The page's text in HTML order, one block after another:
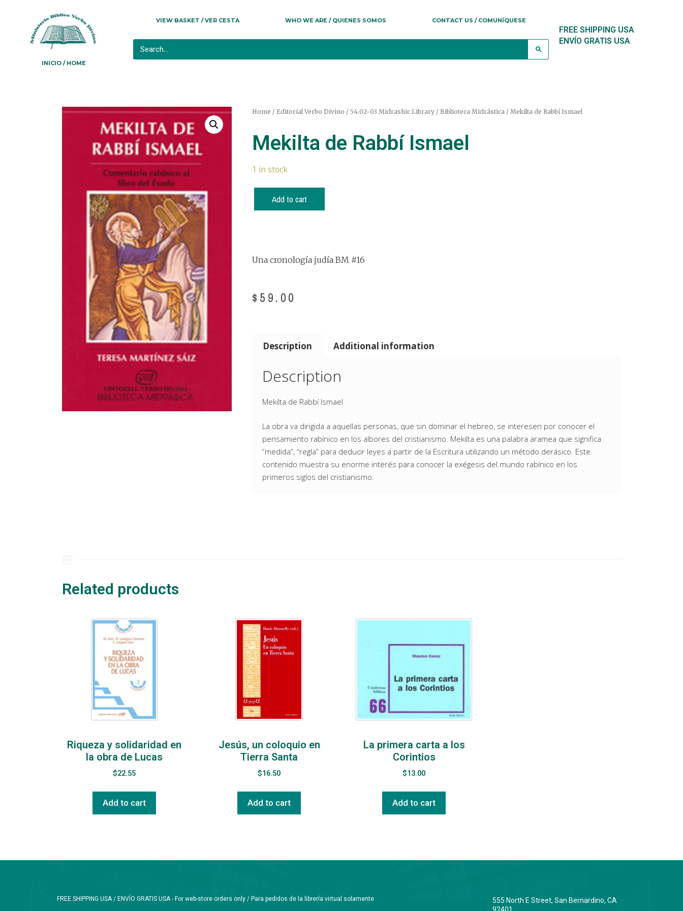
INICIO / HOME
VIEW BASKET / VER CESTA WHO WE ARE / QUIENES SOMOS CONTACT US / COMUNÍQUESE
FREE SHIPPING USA
ENVÍO GRATIS USA
Home / Editorial Verbo Divino / 54.02-03 Midrashic Library / Biblioteca Midrástica/ Mekilta de Rabbí Ismael
Mekilta de Rabbí Ismael
1 in stock
Add to cart
Una cronología judía BM #16
$ 59.00
Description Additional information
Description
Mekilta de Rabbí Ismael
La obra va dirigida a aquellas personas, que sin dominar el hebreo, se interesen por conocer el
pensamiento rabínico en los albores del cristianismo. Mekilta es una palabra aramea que significa
“medida”, “regla” para deducir leyes a partir de la Escritura utilizando un método derásico. Este
contenido muestra su enorme interés para conocer la exégesis del mundo rabínico en los
primeros siglos del cristianismo.
Related products
Riqueza y solidaridad en
la obra de Lucas
$22.55
Add to cart
Jesús, un coloquio en
Tierra Santa
$16.50
Add to cart
La primera carta a los
Corintios
$13.00
Add to cart
FREE SHIPPING USA / ENVÍO GRATIS USA - For web-store orders only / Para pedidos de la librería virtual solamente
555 North E Street, San Bernardino, CA
92401